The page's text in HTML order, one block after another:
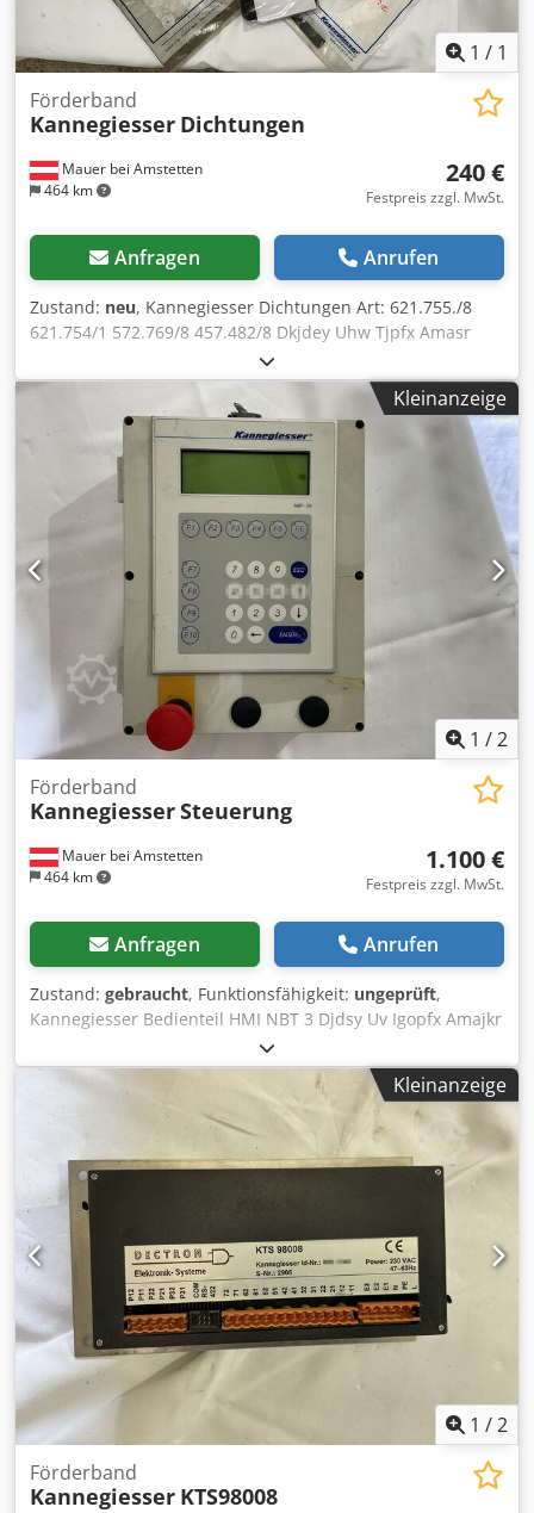
1 / 1
Mauer bei Amstetten
464 km
Förderband
Kannegiesser Dichtungen
240 €
Festpreis zzgl. MwSt.
Anfragen Anrufen
Zustand: neu, Kannegiesser Dichtungen Art: 621.755./8
621.754/1 572.769/8 457.482/8 Dkjdey Uhw Tjpfx Amasr
Kleinanzeige
1 /2
Mauer bei Amstetten
464 km
Förderband
KannegiesserSteuerung
1.100 €
Festpreis zzgl. MwSt.
Anfragen Anrufen
Zustand: gebraucht, Funktionsfähigkeit: ungeprüft,
Kannegiesser Bedienteil HMI NBT 3 Djdsy Uv Igopfx Amajkr
Kleinanzeige
1 /2
Förderband
Kannegiesser KTS98008